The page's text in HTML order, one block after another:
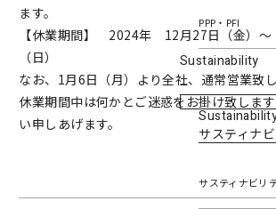
PPP・PFI
Sustainability
サスティナ
サスティナビリ
ます。
【休業期間】 2024年 12月27日（金）
（日）
なお、1月6日（月）より全社、通常営業致し
休業期間中は何かとご迷惑をお掛け致しま
い申しあげます。